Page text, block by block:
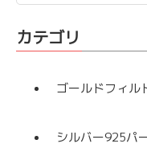
カテゴリ
ゴールドフィル
シルバー925パ